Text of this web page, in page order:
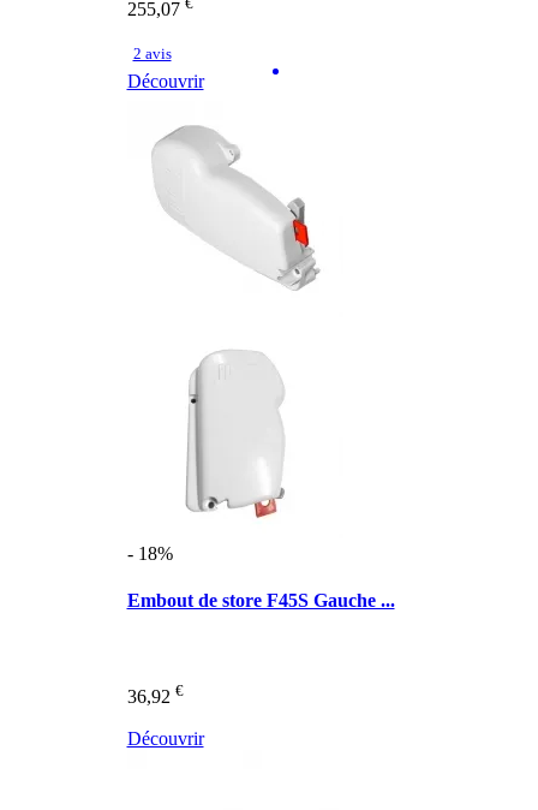
255,07
2 avis
Découvrir
- 18%
Embout de store F45S Gauche ...
36,92 €
Découvrir